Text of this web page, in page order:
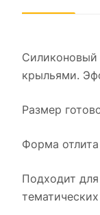
крыльями.
Размер
Форма отлита
Подходит